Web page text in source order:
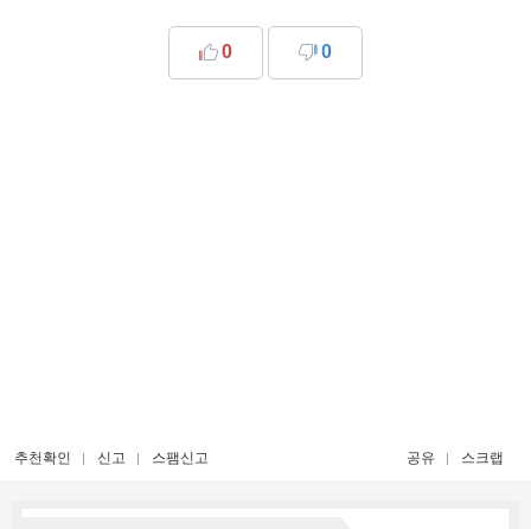
0 0
추천확인 신고 스팸신고 공유 스크랩